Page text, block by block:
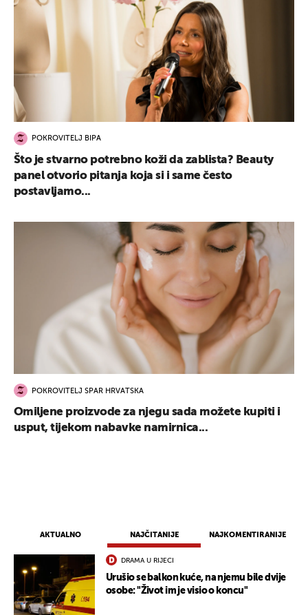
AKTUALNO NAJČITANIJE NAJKOMENTIRANIJE
DRAMA U RIJECI
Urušio se balkon kuće, na njemu bile dvije
osobe: "Život im je visio o koncu"
POKROVITELJ BIPA
Što je stvarno potrebno koži da zablista? Beauty
panel otvorio pitanja koja si i same često
postavljamo...
POKROVITELJ SPAR HRVATSKA
Omiljene proizvode za njegu sada možete kupiti i
usput, tijekom nabavke namirnica...